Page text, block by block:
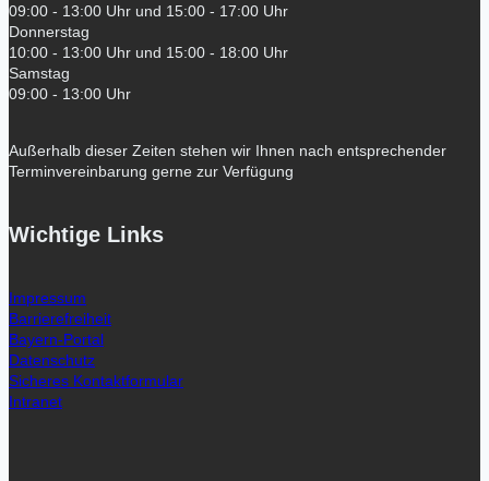
09:00 - 13:00 Uhr und 15:00 - 17:00 Uhr
Donnerstag
10:00 - 13:00 Uhr und 15:00 - 18:00 Uhr
Samstag
09:00 - 13:00 Uhr
Außerhalb dieser Zeiten stehen wir Ihnen nach entsprechender
Terminvereinbarung gerne zur Verfügung
Wichtige Links
Impressum
Barrierefreiheit
Bayern-Portal
Datenschutz
Sicheres Kontaktformular
Intranet